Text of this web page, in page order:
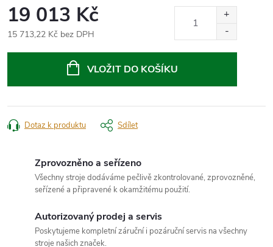
19 013 Kč
15 713,22 Kč bez DPH
VLOŽIT DO KOŠÍKU
Dotaz k produktu Sdílet
Zprovozněno a seřízeno
Všechny stroje dodáváme pečlivě zkontrolované, zprovozněné,
seřízené a připravené k okamžitému použití.
Autorizovaný prodej a servis
Poskytujeme kompletní záruční i pozáruční servis na všechny
stroje našich značek.